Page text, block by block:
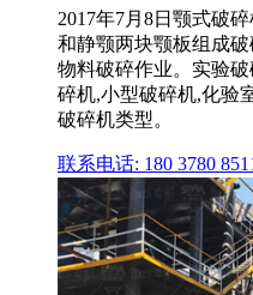
2017年7月8日颚式破
和静颚两块颚板组成
物料破碎作业。实验
碎机,小型破碎机,化验
破碎机类型。
联系电话: 180 3780